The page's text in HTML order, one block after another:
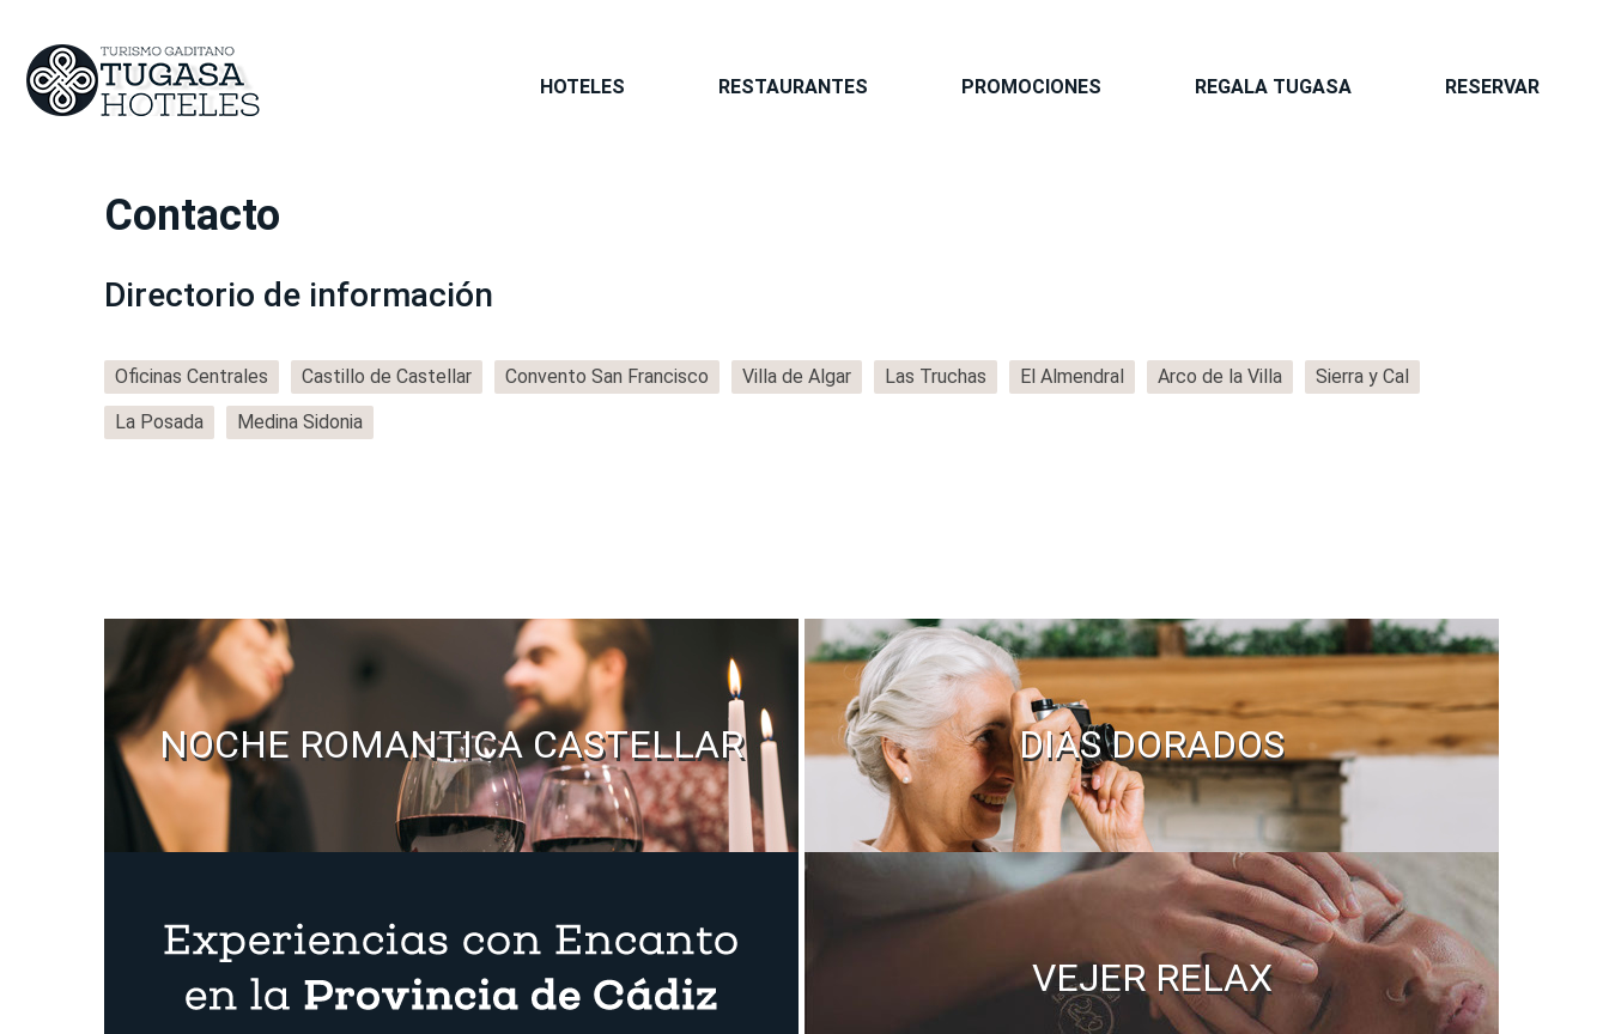
HOTELES RESTAURANTES PROMOCIONES REGALA TUGASA RESERVAR
Contacto
Directorio de información
Oficinas Centrales Castillo de Castellar Convento San Francisco Villa de Algar Las Truchas El Almendral Arco de la Villa
Sierra y Cal
La Posada
Medina Sidonia
NOCHE ROMANTICA CASTELLAR DIAS DORADOS
VEJER RELAX